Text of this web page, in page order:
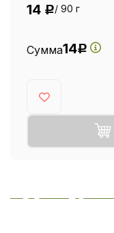
14 Р/ 90 г
Сумма14Р